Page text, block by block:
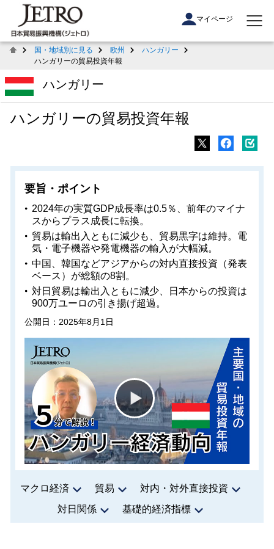
マイページ
国・地域別に見る 欧州
ハンガリー
ハンガリーの貿易投資年報
ハンガリー
ハンガリーの貿易投資年報
要旨・ポイント
2024年の実質GDP成長率は0.5％、前年のマイナ
スからプラス成長に転換。
貿易は輸出入ともに減少も、貿易黒字は維持。電
気・電子機器や発電機器の輸入が大幅減。
中国、韓国などアジアからの対内直接投資（発表
ベース）が総額の8割。
対日貿易は輸出入ともに減少、日本からの投資は
900万ユーロの引き揚げ超過。
公開日：2025年8月1日
マクロ経済 貿易
対内・対外直接投資
対日関係
基礎的経済指標